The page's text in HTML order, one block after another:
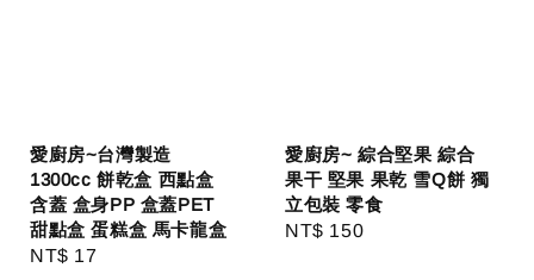
愛廚房~台灣製造
1300cc 餅乾盒 西點盒
含蓋 盒身PP 盒蓋PET
甜點盒 蛋糕盒 馬卡龍盒
Regular
NT$ 17
愛廚房~ 綜合堅果 綜合
果干 堅果 果乾 雪Q餅 獨
立包裝 零食
Regular
NT$ 150